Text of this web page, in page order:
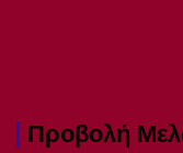
Προβολή